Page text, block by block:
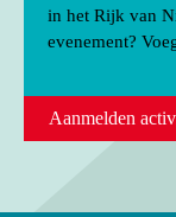
in het Rijk van
evenement?
Aanmelden